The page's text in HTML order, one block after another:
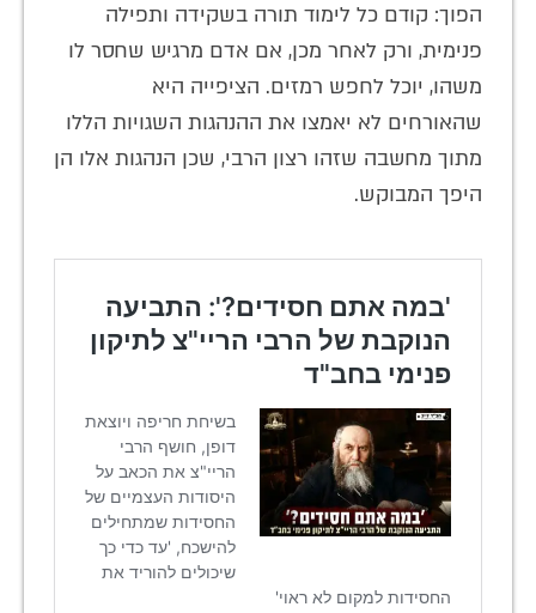
הפוך: קודם כל לימוד תורה בשקידה ותפילה
פנימית, ורק לאחר מכן, אם אדם מרגיש שחסר לו
משהו, יוכל לחפש רמזים. הציפייה היא
שהאורחים לא יאמצו את ההנהגות השגויות הללו
מתוך מחשבה שזהו רצון הרבי, שכן הנהגות אלו הן
היפך המבוקש.